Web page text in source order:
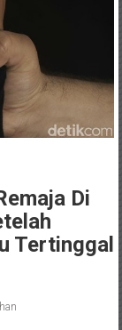
Di
Tertinggal